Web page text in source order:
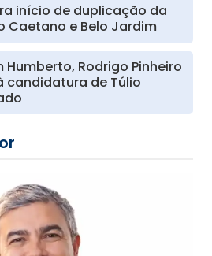
início de duplicação da
Caetano e Belo Jardim
Rodrigo Pinheiro
candidatura de Túlio